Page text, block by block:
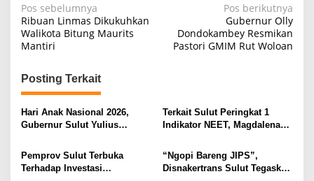
N
a
v
i
g
a
s
i
p
Pos sebelumnya
Ribuan Linmas Dikukuhkan
Walikota Bitung Maurits
Mantiri
Pos berikutnya
Gubernur Olly
Dondokambey Resmikan
Pastori GMIM Rut Woloan
Posting Terkait
Hari Anak Nasional 2026,
Gubernur Sulut Yulius
Ruang Aman Bagi Anak, di
Lingkungan Fisik Maupun di
Ruang Digital
Terkait Sulut Peringkat 1
Indikator NEET, Magdalena
Secara Proposional, Agar
Tidak Timbul Persepsi Keliru
Pemprov Sulut Terbuka
Terhadap Investasi
“Ngopi Bareng JIPS”,
Disnakertrans Sulut Tegaskan